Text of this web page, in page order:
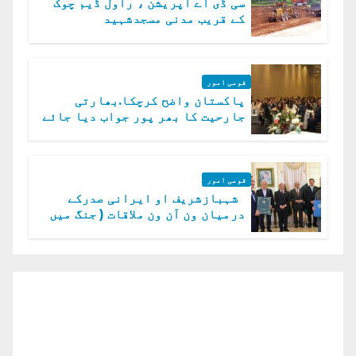
کے قریب مدنی مسجدشہید
قومی امور
پاکستان واضح کرچکا.بھارتی
جارحیت کا بھر پور جواب دیا جائے
قومی امور
شہبازشریف او ایرانی صدرکے
درمیان ون آن ون ملاقات ( جنگ میں